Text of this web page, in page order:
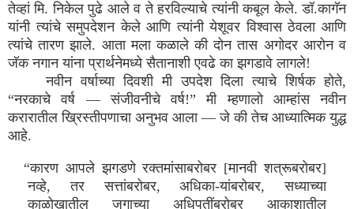
तेव्हां मि. निकेल पुढे आले व ते हरविल्याचे त्यांनी कबूल केले. डॉ.कागॅन
यांनी त्यांचे समुपदेशन केले आणि त्यांनी येशूवर विश्वास ठेवला आणि
त्यांचे तारण झाले. आता मला कळाले की दोन तास अगोदर आरोन व
जॅक नगान यांना प्रार्थनेमध्ये सैतानाशी एवढे का झगडावे लागले!
नवीन वर्षाच्या दिवशी मी उपदेश दिला त्याचे शिर्षक होते,
“नरकाचे वर्ष — संजीवनीचे वर्ष!” मी म्हणालो आम्हांस नवीन
करारातील ख्रिस्तीपणाचा अनुभव आला — जे की तेच आध्यात्मिक युद्ध
आहे.
“कारण आपले झगडणे रक्तमांसाबरोबर [मानवी शत्रूबरोबर]
नव्हे, तर सत्तांबरोबर, अधिका-यांबरोबर, सध्याच्या
काळोखातील जगाच्या अधिपतींबरोबर आकाशातील